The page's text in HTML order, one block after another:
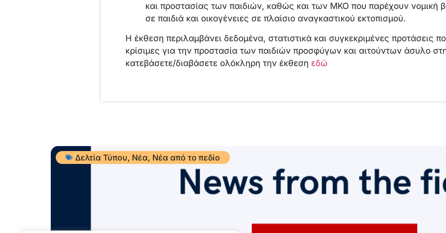
και προστασίας των παιδιών, καθώς και των ΜΚΟ που παρέχουν νομική
σε παιδιά και οικογένειες σε πλαίσιο αναγκαστικού εκτοπισμού.
Η έκθεση περιλαμβάνει δεδομένα, στατιστικά και συγκεκριμένες προτάσεις
κρίσιμες για την προστασία των παιδιών προσφύγων και αιτούντων άσυλο
κατεβάσετε/διαβάσετε ολόκληρη την έκθεση εδώ
Δελτία Τύπου, Νέα, Νέα από το πεδίο